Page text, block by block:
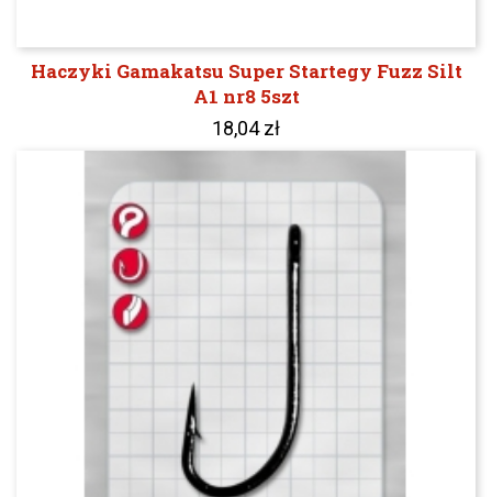
Haczyki Gamakatsu Super Startegy Fuzz Silt
A1 nr8 5szt
18,04 zł